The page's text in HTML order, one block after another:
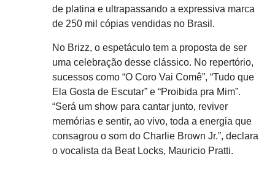
de platina e ultrapassando a expressiva marca
de 250 mil cópias vendidas no Brasil.
No Brizz, o espetáculo tem a proposta de ser
uma celebração desse clássico. No repertório,
sucessos como “O Coro Vai Comê”, “Tudo que
Ela Gosta de Escutar” e “Proibida pra Mim”.
“Será um show para cantar junto, reviver
memórias e sentir, ao vivo, toda a energia que
consagrou o som do Charlie Brown Jr.”, declara
o vocalista da Beat Locks, Mauricio Pratti.